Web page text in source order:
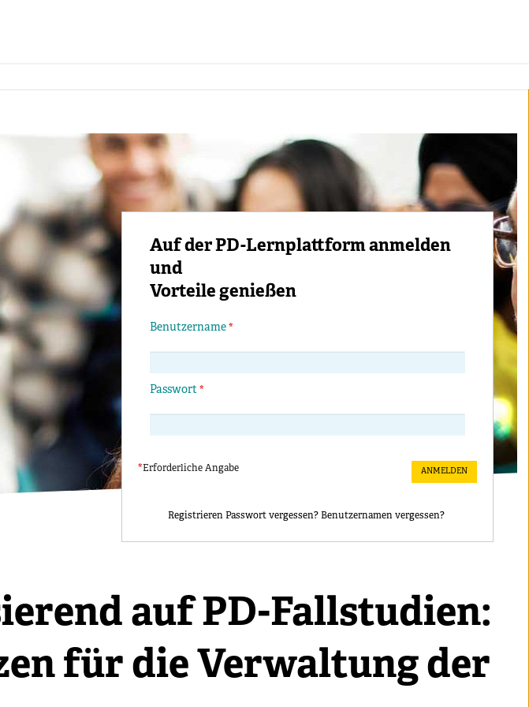
Auf der PD-Lernplattform anmelden
und
Vorteile genießen
Benutzername *
Passwort *
*Erforderliche Angabe
Registrieren Passwort vergessen? Benutzernamen vergessen?
auf PD-Fallstudien:
für die Verwaltung der